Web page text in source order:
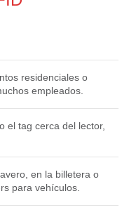
residenciales o
empleados.
el tag cerca del lector,
en la billetera o
para vehículos.